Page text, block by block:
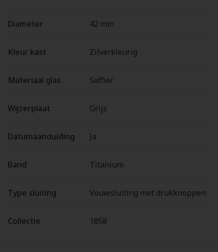
Diameter 42 mm
Kleur kast Zilverkleurig
Materiaal glas Saffier
Wijzerplaat Grijs
Datumaanduiding Ja
Band Titanium
Type sluiting Vouwsluiting met drukknoppen
Collectie 1858